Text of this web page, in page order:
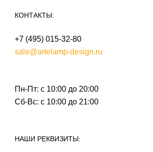
КОНТАКТЫ:
+7 (495) 015-32-80
sale@artelamp-design.ru
Пн-Пт: с 10:00 до 20:00
Сб-Вс: с 10:00 до 21:00
НАШИ РЕКВИЗИТЫ: